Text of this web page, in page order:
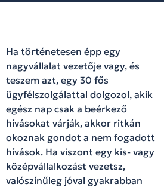
Ha történetesen épp egy
nagyvállalat vezetője vagy, és
teszem azt, egy 30 fős
ügyfélszolgálattal dolgozol, akik
egész nap csak a beérkező
hívásokat várják, akkor ritkán
okoznak gondot a nem fogadott
hívások. Ha viszont egy kis- vagy
középvállalkozást vezetsz,
valószínűleg jóval gyakrabban